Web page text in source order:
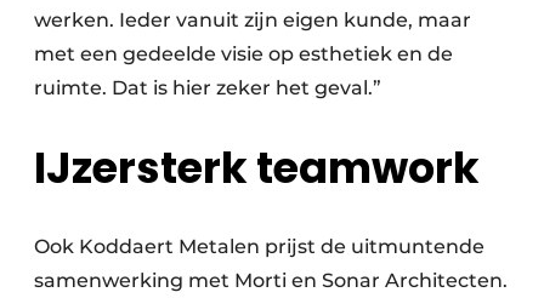
werken. Ieder vanuit zijn eigen kunde, maar
met een gedeelde visie op esthetiek en de
ruimte. Dat is hier zeker het geval.”
IJzersterk teamwork
Ook Koddaert Metalen prijst de uitmuntende
samenwerking met Morti en Sonar Architecten.